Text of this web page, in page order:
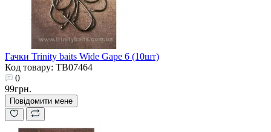
Гачки Trinity baits Wide Gape 6 (10шт)
Код товару: TB07464
0
99грн.
Повідомити мене